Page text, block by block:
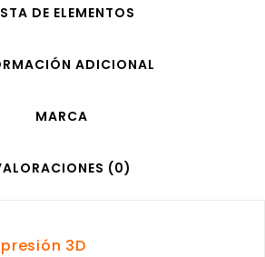
DE ELEMENTOS
ADICIONAL
MARCA
(0)
3D